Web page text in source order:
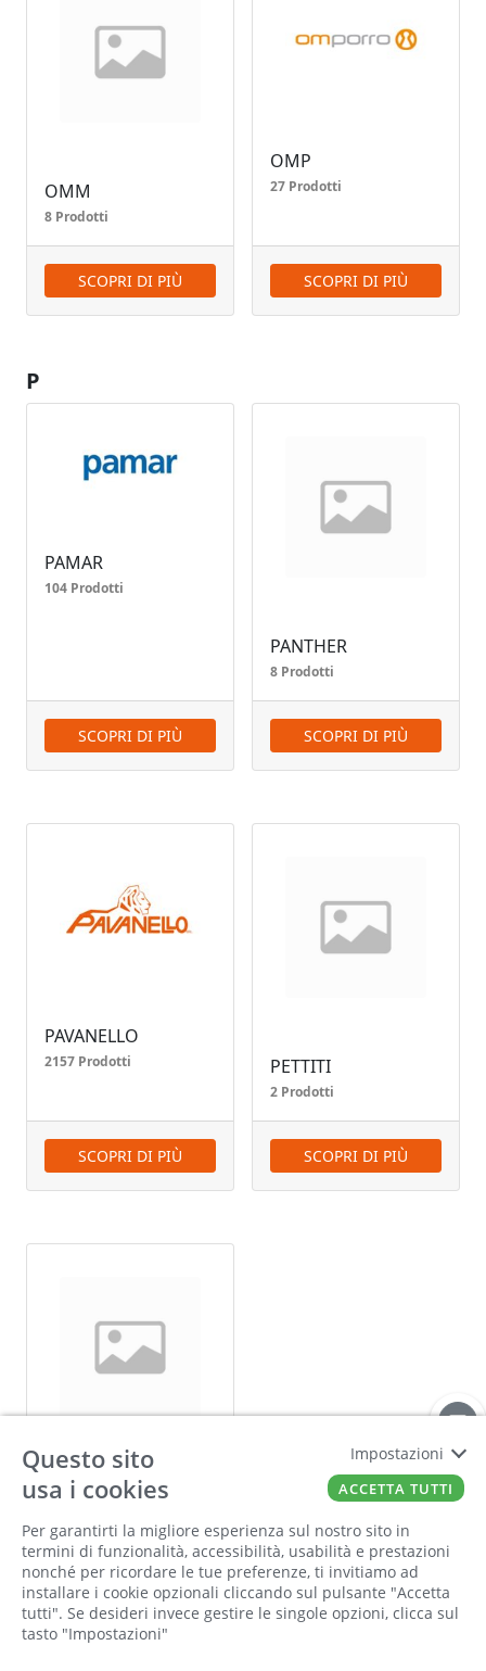
OMM
8 Prodotti
SCOPRI DI PIÙ
OMP
27 Prodotti
SCOPRI DI PIÙ
P
PAMAR
104 Prodotti
SCOPRI DI PIÙ
PANTHER
8 Prodotti
SCOPRI DI PIÙ
PAVANELLO
2157 Prodotti
SCOPRI DI PIÙ
PETTITI
2 Prodotti
SCOPRI DI PIÙ
PIVOT
SCOPRI DI PIÙ
Questo sito
usa i cookies
Per garantirti la migliore esperienza sul nostro sito in
termini di funzionalità, accessibilità, usabilità e prestazioni
nonché per ricordare le tue preferenze, ti invitiamo ad
installare i cookie opzionali cliccando sul pulsante "Accetta
tutti". Se desideri invece gestire le singole opzioni, clicca sul
tasto "Impostazioni"
Impostazioni
ACCETTA TUTTI